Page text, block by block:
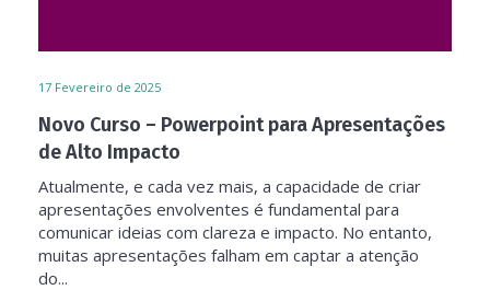
17 Fevereiro de 2025
Novo Curso – Powerpoint para Apresentações
de Alto Impacto
Atualmente, e cada vez mais, a capacidade de criar
apresentações envolventes é fundamental para
comunicar ideias com clareza e impacto. No entanto,
muitas apresentações falham em captar a atenção
do...